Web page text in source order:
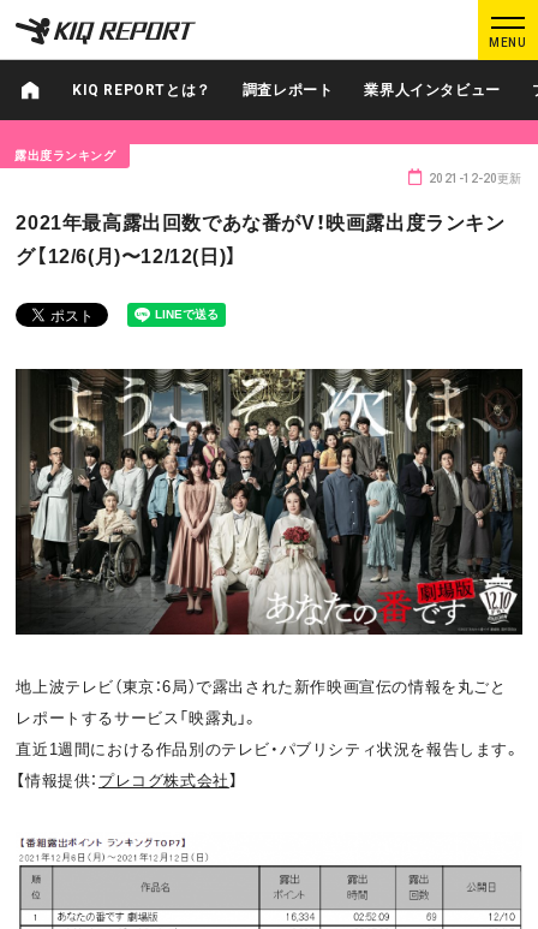
K
I
Q
R
P
R
T
MENU
K
I
Q
R
P
R
T
ログイン 新規登録
調査レポート
プロが見たこの映画 業界知恵袋
Podcast データでヒット予報
KIQ REPORTとは? 運営会社
お問い合わせ 利用規約
OFFICIAL
T
i
t
a
c
o
d
KIQ REPORTとは？ 調査レポート 業界人インタビュー
露出度ランキング
2021年最高露出回数であな番がV！映画露出度ランキン
グ【12/6(月)〜12/12(日)】
2021-12-20更新
地上波テレビ（東京：6局）で露出された新作映画宣伝の情報を丸ごと
レポートするサービス「映露丸」。
直近1週間における作品別のテレビ・パブリシティ状況を報告します。
【情報提供： プレコグ株式会社】